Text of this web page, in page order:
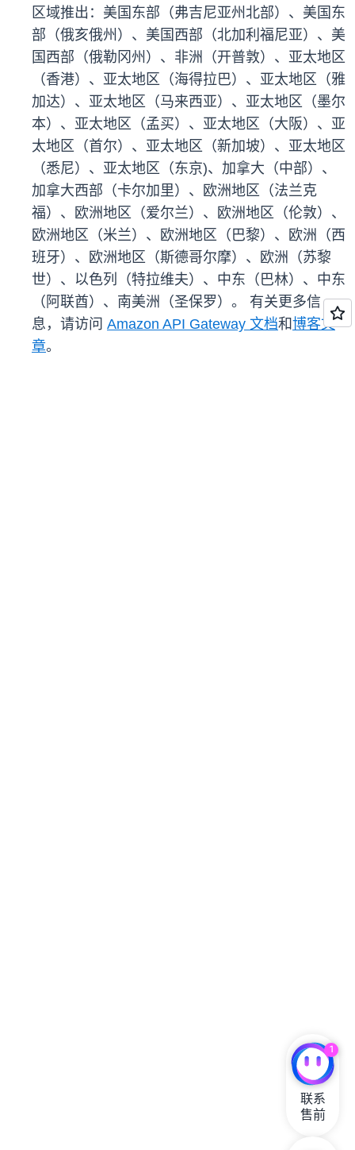
区域推出：美国东部（弗吉尼亚州北部）、美国东
部（俄亥俄州）、美国西部（北加利福尼亚）、美
国西部（俄勒冈州）、非洲（开普敦）、亚太地区
（香港）、亚太地区（海得拉巴）、亚太地区（雅
加达）、亚太地区（马来西亚）、亚太地区（墨尔
本）、亚太地区（孟买）、亚太地区（大阪）、亚
太地区（首尔）、亚太地区（新加坡）、亚太地区
（悉尼）、亚太地区（东京)、加拿大（中部）、
加拿大西部（卡尔加里）、欧洲地区（法兰克
福）、欧洲地区（爱尔兰）、欧洲地区（伦敦）、
欧洲地区（米兰）、欧洲地区（巴黎）、欧洲（西
班牙）、欧洲地区（斯德哥尔摩）、欧洲（苏黎
世）、以色列（特拉维夫）、中东（巴林）、中东
（阿联酋）、南美洲（圣保罗）。 有关更多信
息，请访问 Amazon API Gateway 文档和博客文
章。
1
联系
售前